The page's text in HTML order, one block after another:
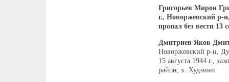
Григорьев Мирон
г., Новоржевский р-
пропал без вести 13
Дмитриев Яков
Новоржевский р-н,
15 августа 1944 г.,
район, х. Худзини.